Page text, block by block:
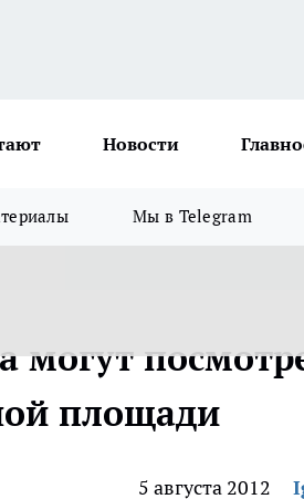
Новости
Мы в Telegram
могут
площади
5 августа 2012